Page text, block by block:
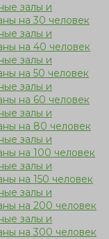
залы и
на 30 человек
залы и
на 40 человек
залы и
на 50 человек
залы и
на 60 человек
залы и
на 80 человек
залы и
на 100 человек
залы и
на 150 человек
залы и
на 200 человек
залы и
на 300 человек